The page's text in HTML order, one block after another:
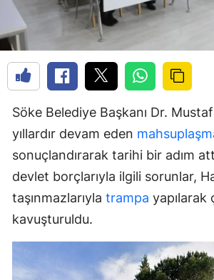
Söke Belediye Başkanı Dr.
yıllardır devam eden
sonuçlandırarak tarihi bir adım
devlet borçlarıyla ilgili sorunlar,
taşınmazlarıyla trampa yapılarak
kavuşturuldu.